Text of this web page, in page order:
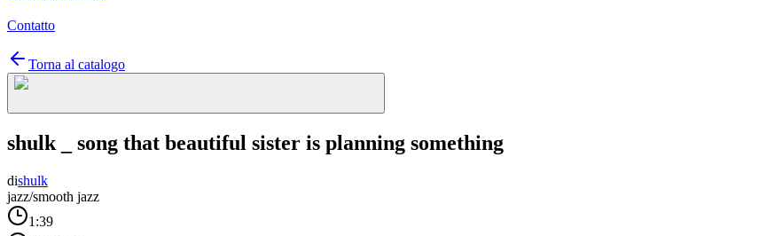
Contatto
Torna al catalogo
shulk _ song that beautiful sister is planning something
dishulk
jazz/smooth jazz
1:39